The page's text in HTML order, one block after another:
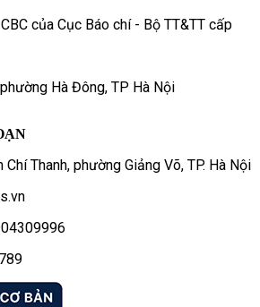
của Cục Báo chí - Bộ TT&TT cấp
Hà Đông, TP Hà Nội
Thanh, phường Giảng Võ, TP. Hà Nội